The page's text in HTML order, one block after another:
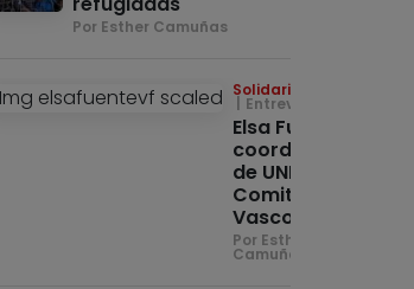
Por Esther Camuñas
Solidaridad
Entrevista
Elsa Fuente,
coordinadora
de UNICEF
Comité País
Vasco
Por Esther
Camuñas